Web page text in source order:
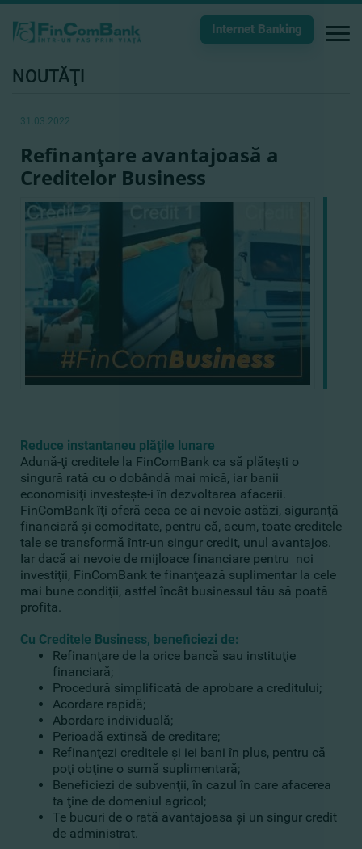
Internet Banking
NOUTĂŢI
31.03.2022
Refinanţare avantajoasă a
Creditelor Business
Reduce instantaneu plăţile lunare
Adună-ţi creditele la FinComBank ca să plăteşti o
singură rată cu o dobândă mai mică, iar banii
economisiţi investeşte-i în dezvoltarea afacerii.
FinComBank îţi oferă ceea ce ai nevoie astăzi, siguranţă
financiară şi comoditate, pentru că, acum, toate creditele
tale se transformă într-un singur credit, unul avantajos.
Iar dacă ai nevoie de mijloace financiare pentru noi
investiţii, FinComBank te finanţează suplimentar la cele
mai bune condiţii, astfel încât businessul tău să poată
profita.
Cu Creditele Business, beneficiezi de:
Refinanţare de la orice bancă sau instituţie
financiară;
Procedură simplificată de aprobare a creditului;
Acordare rapidă;
Abordare individuală;
Perioadă extinsă de creditare;
Refinanţezi creditele şi iei bani în plus, pentru că
poţi obţine o sumă suplimentară;
Beneficiezi de subvenţii, în cazul în care afacerea
ta ţine de domeniul agricol;
Te bucuri de o rată avantajoasa şi un singur credit
de administrat.